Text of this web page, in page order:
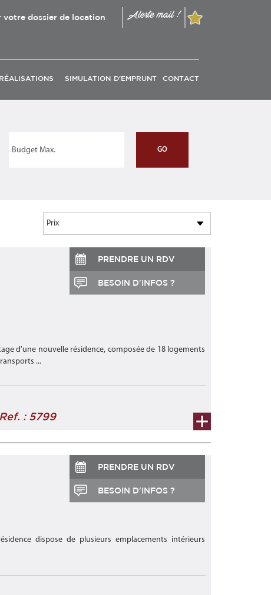
votre dossier de location Alerte mail !
SIMULATION D'EMPRUNT CONTACT
PRENDRE UN RDV
BESOIN D'INFOS ?
d'une nouvelle résidence, composée de 18 logements
...
Ref. : 5799
PRENDRE UN RDV
BESOIN D'INFOS ?
dispose de plusieurs emplacements intérieurs